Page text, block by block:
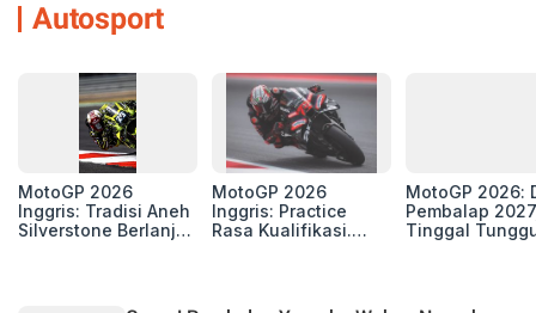
Autosport
MotoGP 2026
Inggris: Tradisi Aneh
Silverstone Berlanjut,
MotoGP 2026
Inggris: Practice
Rasa Kualifikasi.
Silverstone!
MotoGP 2026:
Pembalap
Tinggal